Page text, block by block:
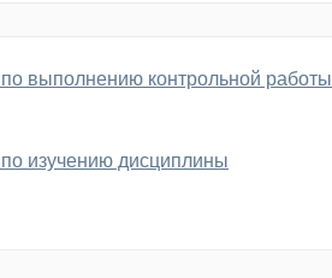
выполнению контрольной работы
изучению дисциплины